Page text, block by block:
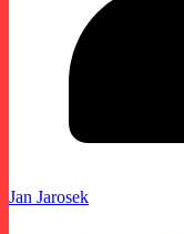
Jan Jarosek